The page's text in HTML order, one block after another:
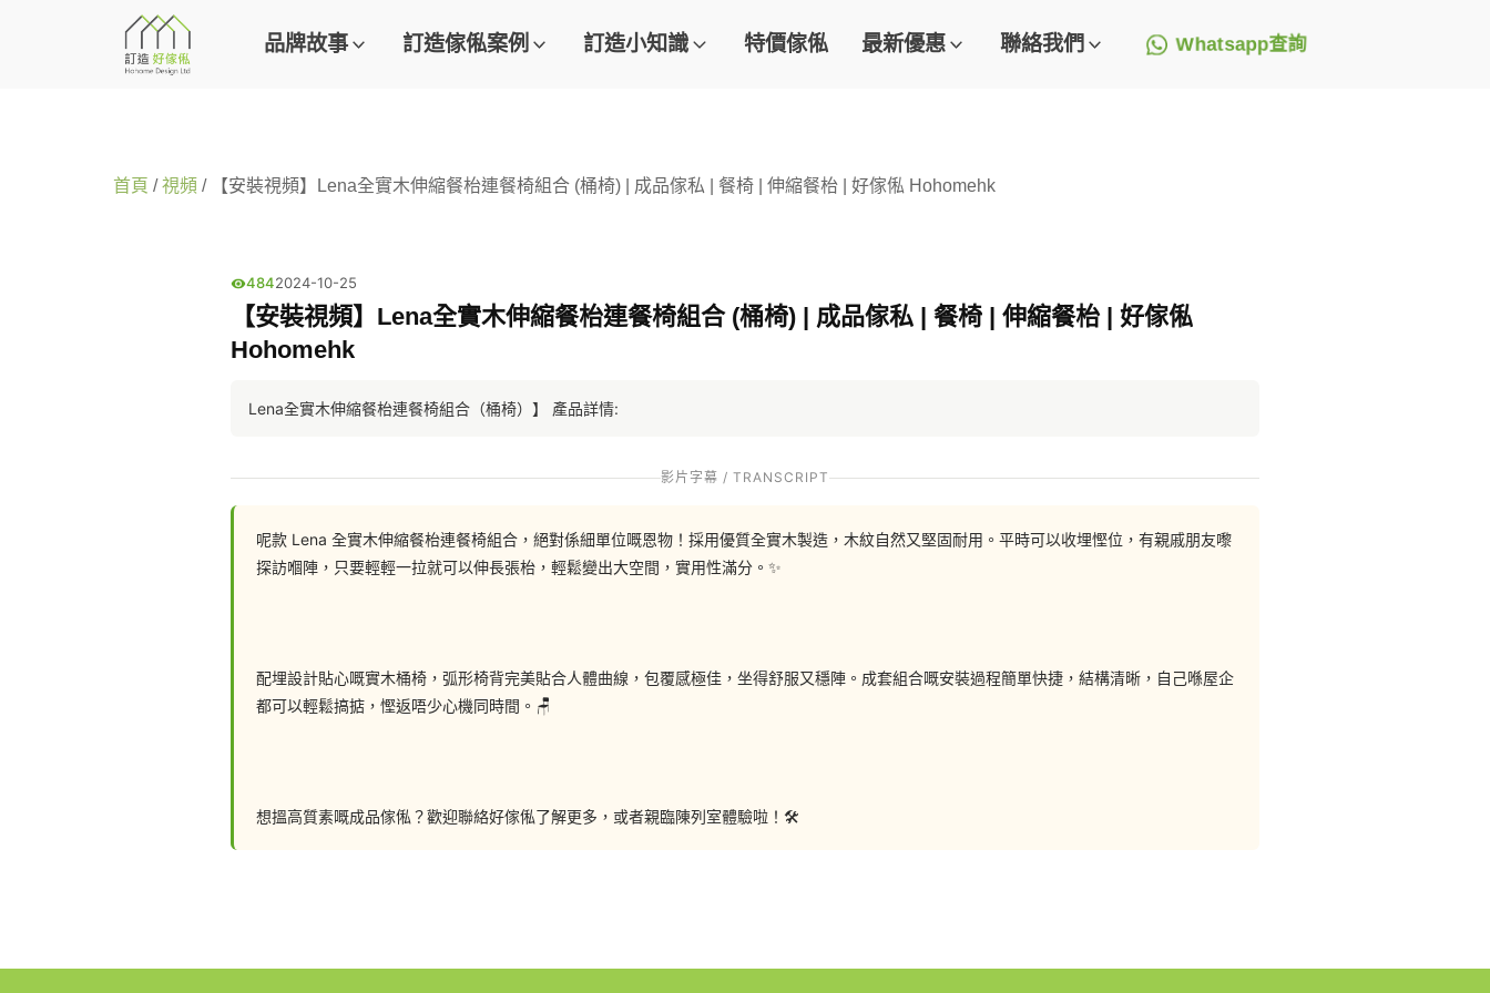
品牌故事 訂造傢俬案例 訂造小知識 特價傢俬 最新優惠 聯絡我們 Whatsapp查詢
首頁 /視頻 / 【安裝視頻】Lena全實木伸縮餐枱連餐椅組合 (桶椅) | 成品傢私 | 餐椅 | 伸縮餐枱 | 好傢俬 Hohomehk
4842024-10-25
【安裝視頻】Lena全實木伸縮餐枱連餐椅組合 (桶椅) | 成品傢私 | 餐椅 | 伸縮餐枱 | 好傢俬
Hohomehk
Lena全實木伸縮餐枱連餐椅組合（桶椅）】 產品詳情:
影片字幕 / TRANSCRIPT
呢款 Lena 全實木伸縮餐枱連餐椅組合，絕對係細單位嘅恩物！採用優質全實木製造，木紋自然又堅固耐用。平時可以收埋慳位，有親戚朋友嚟
探訪嗰陣，只要輕輕一拉就可以伸長張枱，輕鬆變出大空間，實用性滿分。✨
配埋設計貼心嘅實木桶椅，弧形椅背完美貼合人體曲線，包覆感極佳，坐得舒服又穩陣。成套組合嘅安裝過程簡單快捷，結構清晰，自己喺屋企
都可以輕鬆搞掂，慳返唔少心機同時間。🪑
想搵高質素嘅成品傢俬？歡迎聯絡好傢俬了解更多，或者親臨陳列室體驗啦！🛠️